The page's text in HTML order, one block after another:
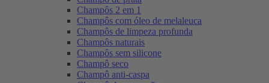
Champôs 2 em 1
Champôs com óleo de melaleuca
Champôs de limpeza profunda
Champôs naturais
Champôs sem silicone
Champô seco
Champô anti-caspa